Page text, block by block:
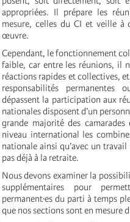
appropriées. Il prépare les
mesure, celles du CI et veille à
œuvre.
Cependant, le fonctionnement
faible, car entre les réunions, il
réactions rapides et collectives,
responsabilités permanentes
dépassent la participation aux
nationales disposent d’un
grande majorité des
niveau international les
nationale ainsi qu’avec un
pas déjà à la retraite.
Nous devons examiner la
supplémentaires pour
permanent·es du parti à temps
que nos sections sont en mesure